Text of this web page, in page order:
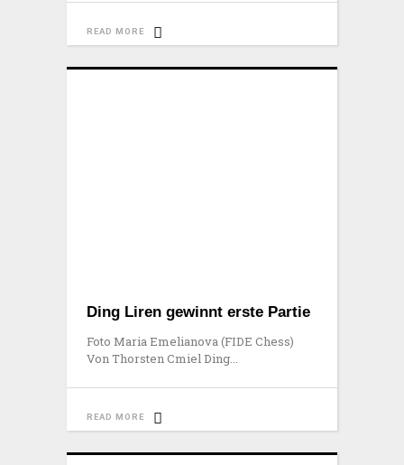
READ MORE
Ding Liren gewinnt erste Partie
Foto Maria Emelianova (FIDE Chess)
Von Thorsten Cmiel Ding
READ MORE